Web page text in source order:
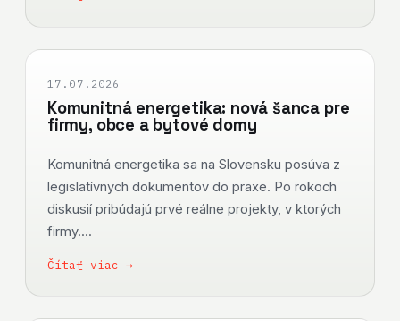
17.07.2026
Komunitná energetika: nová šanca pre
firmy, obce a bytové domy
Komunitná energetika sa na Slovensku posúva z
legislatívnych dokumentov do praxe. Po rokoch
diskusií pribúdajú prvé reálne projekty, v ktorých
firmy....
Čítať viac →